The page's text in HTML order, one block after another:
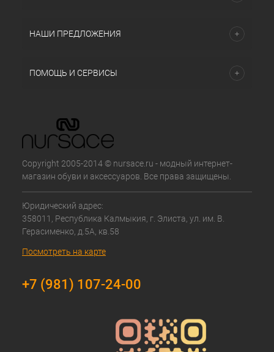
НАШИ ПРЕДЛОЖЕНИЯ
ПОМОЩЬ И СЕРВИСЫ
Copyright 2005-2014 © nursace.ru - модный интернет-
магазин обуви и аксессуаров. Все права защищены.
Юридический адрес:
358011, Республика Калмыкия, г. Элиста, ул. им. В.
Герасименко, д.5А, кв.58
Посмотреть на карте
+7 (981) 107-24-00